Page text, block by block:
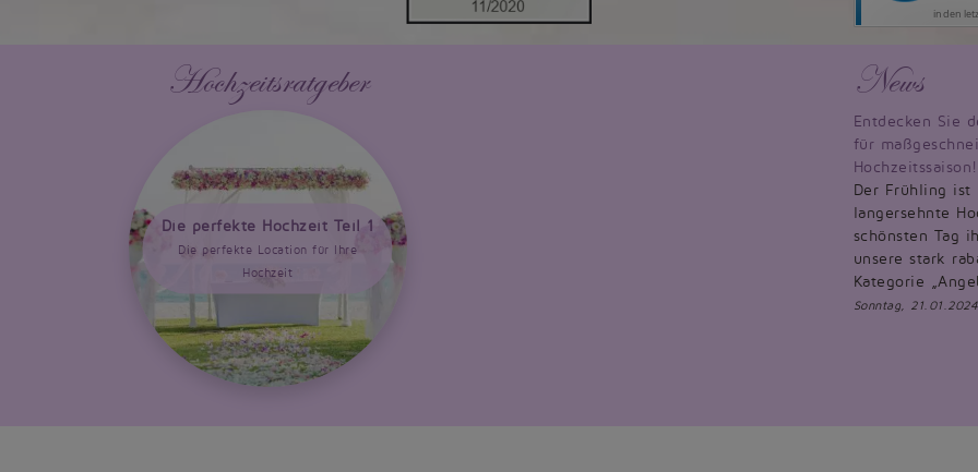
Hochzeitsratgeber
Die perfekte Hochzeit Teil 1
Die perfekte Location für Ihre
Hochzeit
News
Entdecken Sie
für
Hochzeitssaison!
Der Frühling
langersehnte
schönsten Tag
unsere stark
Kategorie
Sonntag,